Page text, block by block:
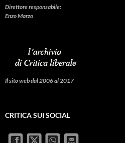
Direttore responsabile:
Enzo Marzo
Il sito web dal 2006 al 2017
CRITICA SUI SOCIAL